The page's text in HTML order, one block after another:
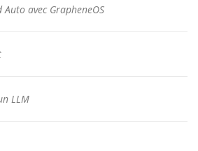
avec GrapheneOS
LLM